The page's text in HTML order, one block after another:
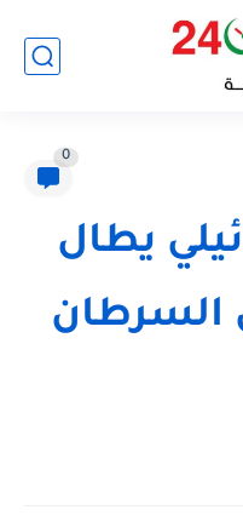
0
يطال
السرطان